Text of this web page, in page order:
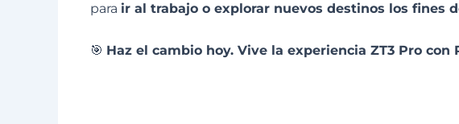
para ir al trabajo o explorar nuevos destinos los fines
🎯 Haz el cambio hoy. Vive la experiencia ZT3 Pro con